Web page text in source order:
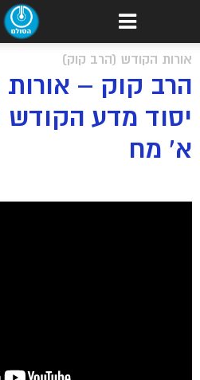
אורות הקודש (הרב קוק)
הרב קוק –
יסוד מדע
א’ מח